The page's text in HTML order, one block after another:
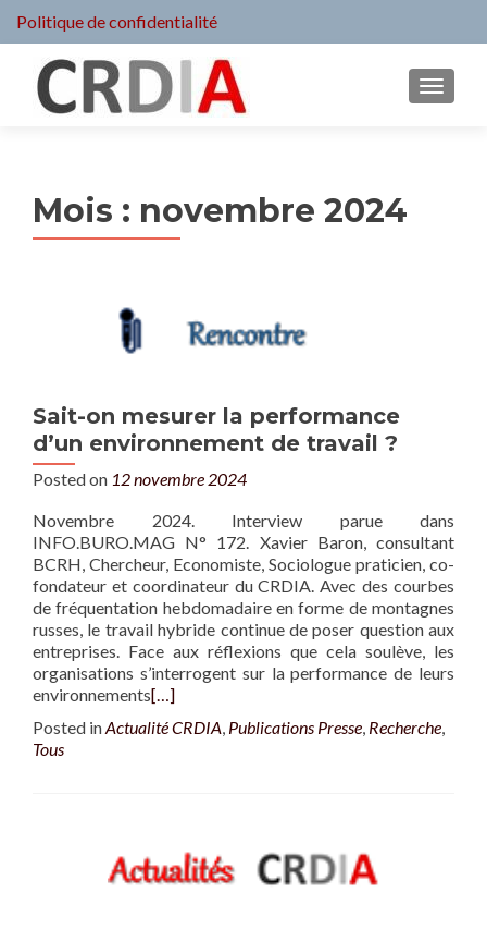
Politique de confidentialité
MENU
Mois : novembre 2024
Sait-on mesurer la performance
d’un environnement de travail ?
Posted on 12 novembre 2024
Novembre 2024. Interview parue dans
INFO.BURO.MAG N° 172. Xavier Baron, consultant
BCRH, Chercheur, Economiste, Sociologue praticien, co-
fondateur et coordinateur du CRDIA. Avec des courbes
de fréquentation hebdomadaire en forme de montagnes
russes, le travail hybride continue de poser question aux
entreprises. Face aux réflexions que cela soulève, les
organisations s’interrogent sur la performance de leurs
environnements[…]
Posted inActualité CRDIA, Publications Presse, Recherche,
Tous